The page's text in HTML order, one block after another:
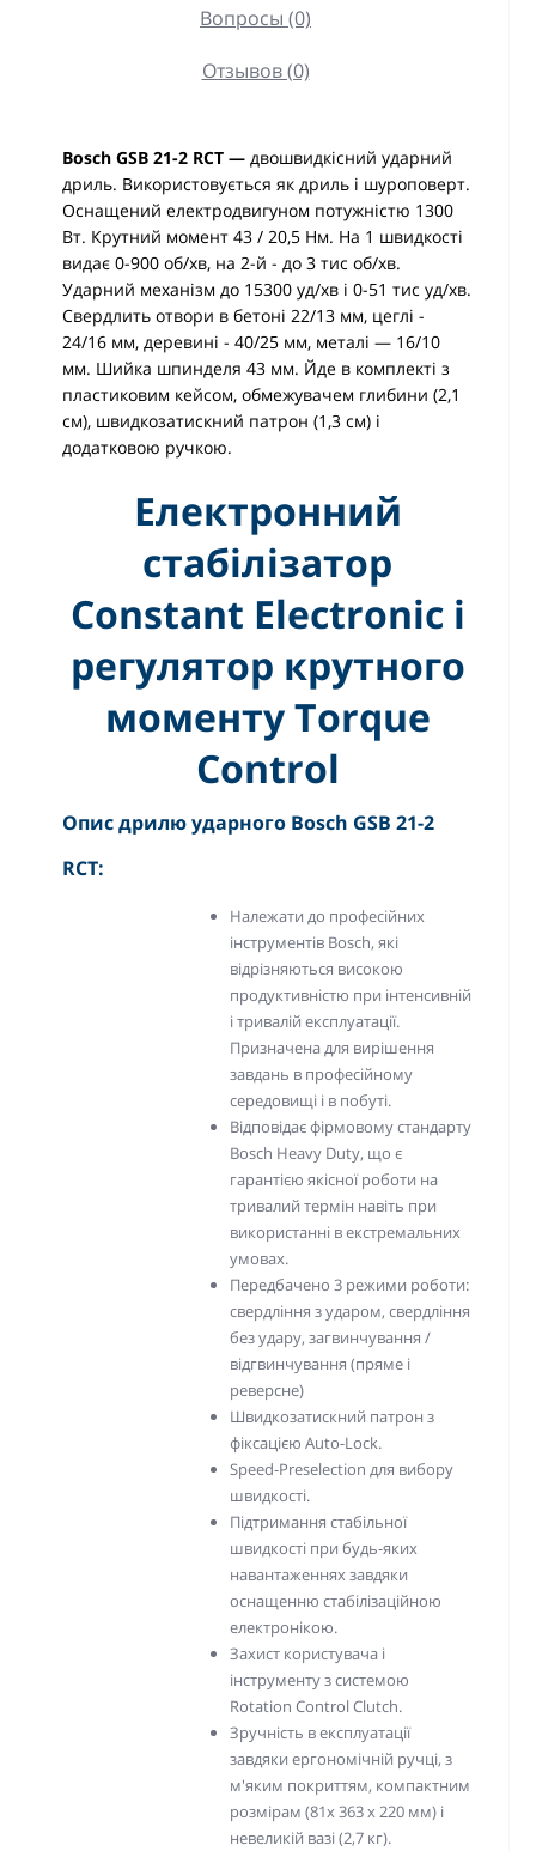
Вопросы (0)
Отзывов (0)
Bosch GSB 21-2 RCT — двошвидкісний ударний
дриль. Використовується як дриль і шуроповерт.
Оснащений електродвигуном потужністю 1300
Вт. Крутний момент 43 / 20,5 Нм. На 1 швидкості
видає 0-900 об/хв, на 2-й - до 3 тис об/хв.
Ударний механізм до 15300 уд/хв і 0-51 тис уд/хв.
Свердлить отвори в бетоні 22/13 мм, цеглі -
24/16 мм, деревині - 40/25 мм, металі — 16/10
мм. Шийка шпинделя 43 мм. Йде в комплекті з
пластиковим кейсом, обмежувачем глибини (2,1
см), швидкозатискний патрон (1,3 см) і
додатковою ручкою.
Електронний
стабілізатор
Constant Electronic і
регулятор крутного
моменту Torque
Control
Опис дрилю ударного Bosch GSB 21-2
RCT:
Належати до професійних
інструментів Bosch, які
відрізняються високою
продуктивністю при інтенсивній
і тривалій експлуатації.
Призначена для вирішення
завдань в професійному
середовищі і в побуті.
Відповідає фірмовому стандарту
Bosch Heavy Duty, що є
гарантією якісної роботи на
тривалий термін навіть при
використанні в екстремальних
умовах.
Передбачено 3 режими роботи:
свердління з ударом, свердління
без удару, загвинчування /
відгвинчування (пряме і
реверсне)
Швидкозатискний патрон з
фіксацією Auto-Lock.
Speed-Preselection для вибору
швидкості.
Підтримання стабільної
швидкості при будь-яких
навантаженнях завдяки
оснащенню стабілізаційною
електронікою.
Захист користувача і
інструменту з системою
Rotation Control Clutch.
Зручність в експлуатації
завдяки ергономічній ручці, з
м'яким покриттям, компактним
розмірам (81х 363 х 220 мм) і
невеликій вазі (2,7 кг).